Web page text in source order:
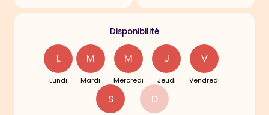
Disponibilité
L
Lundi
M
Mardi
M
Mercredi
J
Jeudi
V
Vendredi
S D